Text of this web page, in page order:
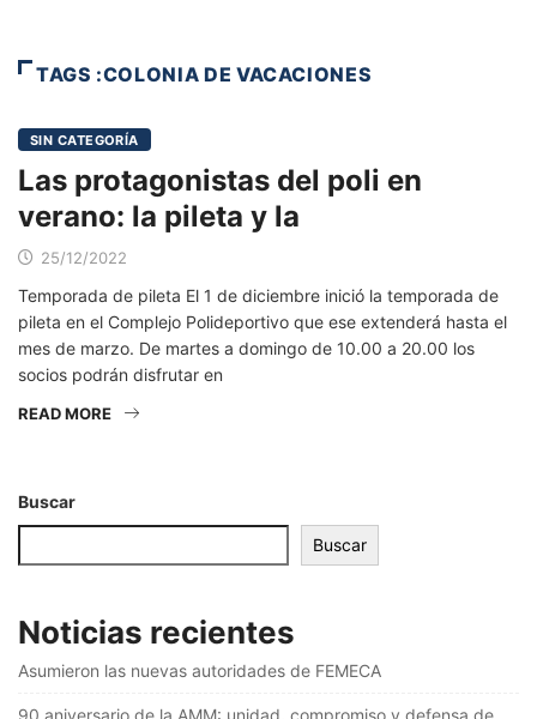
TAGS :COLONIA DE VACACIONES
SIN CATEGORÍA
Las protagonistas del poli en
verano: la pileta y la
25/12/2022
Temporada de pileta El 1 de diciembre inició la temporada de
pileta en el Complejo Polideportivo que ese extenderá hasta el
mes de marzo. De martes a domingo de 10.00 a 20.00 los
socios podrán disfrutar en
READ MORE
Buscar
Buscar
Noticias recientes
Asumieron las nuevas autoridades de FEMECA